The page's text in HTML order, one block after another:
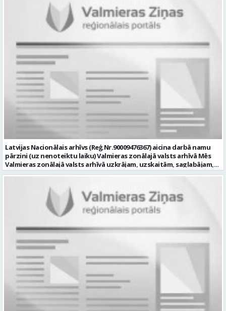
(turpmāk – IKT) saistīto problēmu pieteikumu pārvaldību un
operatīvu risināšanu; nodrošināt datortehnikas lietotāju atbalstu
un ar to saistīto problēmsituāciju risināšanu; uzstādīt, konfigurēt,
diagnosticēt un modernizēt Pašvaldības iestāžu datortehniku,
datortīklus un programmatūru, novērst kļūmes to darbībā;
kontrolēt ārējo pakalpojumu sniedzēju darbu izpildi Pašvaldības
iestādēs infrastruktūras uzturēšanā; sagatavot priekšlikumus par
IKT nomaiņu un efektīvāku izmantošanu; un ja Tev ir: vismaz vidējā
profesionālā izglītība informācijas tehnoloģiju jomā; darba
pieredze (ar informācijas tehnoloģijām saistītā jomā); izpratne par
datortehnikas un biroja tehnikas uzbūvi un problēmu risināšanas
secību; izpratne par datortīkla uzbūvi, tīkla iekārtu darbības
principiem; valsts valodas prasmes atbilstoši Valsts valodas likuma
prasībām; kompetences: ļoti labas organizatoriskās un saskarsmes
spējas, argumentācijas prasme; prasme patstāvīgi pieņemt
lēmumus; analītiskās spējas; augsta atbildības sajūta; precizitāte;
spēja strādāt individuāli un komandā; pašiniciatīva un spēja meklēt
un piedāvāt jaunus risinājumus; mēs piedāvājam: dinamisku,
interesantu un atbildīgu darbu un ideju īstenošanas iespējas uz
attīstību vērstā Pašvaldībā; pamatalgu pārbaudes laikā 1258,- EUR
pirms nodokļu nomaksas, pēc pārbaudes laika 1310,- EUR pirms
nodokļu nomaksas; iespēju saņemt atvaļinājuma pabalstu darba un
dzīves līdzsvaram par labu darba sniegumu; darba devēja
līdzfinansētu veselības apdrošināšanu pēc pārbaudes laika beigām,
kā arī citas sociālās garantijas/labumus atbilstoši darba rezultātam
un normatīvajos aktos noteiktajam; profesionālās pilnveidošanās
un izaugsmes iespējas zinošu un atsaucīgu kolēģu komandā. CV,
burtu lielumu “11”) un izglītības dokumenta kopiju, lūdzam iesniegt
elektroniski, nosūtot uz personals@valmierasnovads.lv vai
personīgi Pašvaldības Dokumentu pārvaldības un klientu
apkalpošanas centrā, adrese: Lāčplēša ielā 2, Valmierā, Valmieras
novadā ar norādi „Informācijas tehnoloģiju centra Informācijas
tehnoloģiju administratora/-es amatam” līdz 2026.gada
23.augustam. Tālrunis papildu informācijai: 64292237. Profesija:
INFORMĀCIJAS TEHNOLOĢIJU ADMINISTRATORS Darba vietas adrese:
Latvijas Nacionālais arhīvs (Reģ.Nr.90009476367) aicina darbā namu
pārzini (uz nenoteiktu laiku) Valmieras zonālajā valsts arhīvā Mēs
Valmieras zonālajā valsts arhīvā uzkrājam, uzskaitām, saglabājam,
darām pieejamu un popularizējam nacionālo dokumentāro
Valkas, Smiltenes un Limbažu novadi. Aicinām savai komandai
pievienoties čaklu, rūpīgu un atbildīgu kolēģi namu pārziņa amatā,
kurš rūpētos par mūsu darba vietu Valmierā, Cempu ielā 13. Piesakies
un pievienojies mūsu kolektīvam! Mums ir svarīgi, lai Tev ir: • vismaz
vidējā vai vidējā profesionālā izglītība; • profesionāla pieredze
saimniecisko darbu veikšanā, vēlams ēku vai namu
apsaimniekošanas jomā; • labas iemaņas darbā ar datoru (MS Office,
tīmekļa pārlūkprogrammās, e pasts); • valsts valodas prasmes
vismaz B2 līmenī; • prasme plānot un organizēt savu darbu,
patstāvīgi risināt ar darba pienākumiem saistītus jautājumus, kā arī
augsta atbildības izjūta un labas sadarbības prasmes; • B
kategorijas autovadītāja apliecība, iespēja darba vajadzībām
izmantot personīgo automašīnu; • par priekšrocību uzskatīsim
apgūtas ugunsdrošības apmācības vismaz 20 stundu apjomā. Mēs